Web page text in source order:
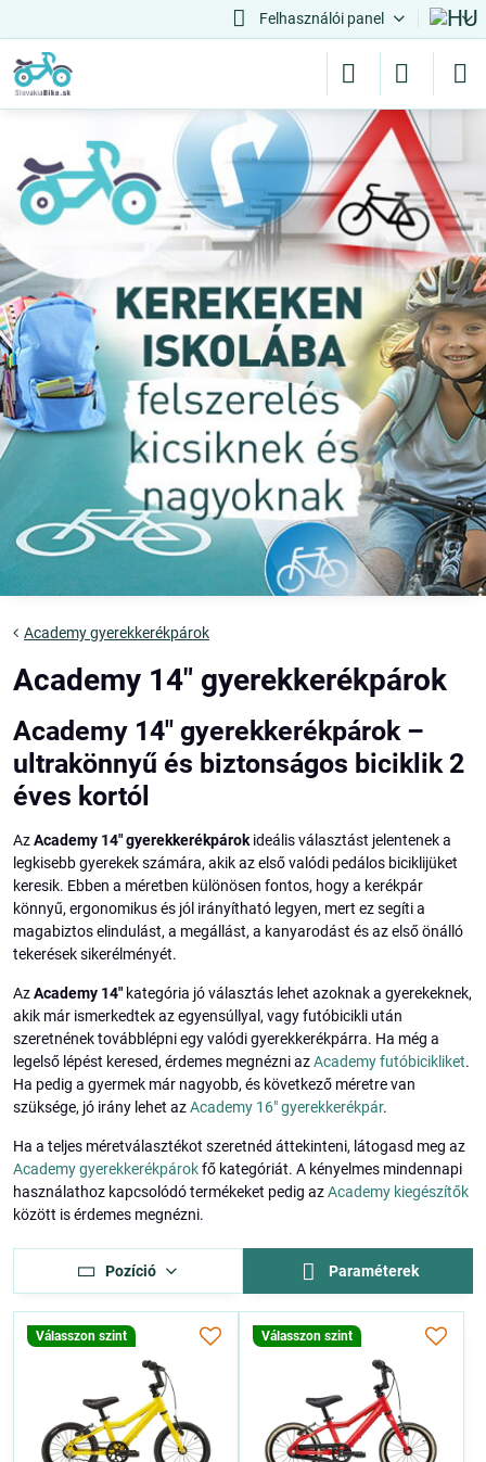
Felhasználói panel
Academy gyerekkerékpárok
Academy 14" gyerekkerékpárok
Academy 14" gyerekkerékpárok –
ultrakönnyű és biztonságos biciklik 2
éves kortól
AzAcademy 14" gyerekkerékpárok ideális választást jelentenek a
legkisebb gyerekek számára, akik az első valódi pedálos biciklijüket
keresik. Ebben a méretben különösen fontos, hogy a kerékpár
könnyű, ergonomikus és jól irányítható legyen, mert ez segíti a
magabiztos elindulást, a megállást, a kanyarodást és az első önálló
tekerések sikerélményét.
AzAcademy 14" kategória jó választás lehet azoknak a gyerekeknek,
akik már ismerkedtek az egyensúllyal, vagy futóbicikli után
szeretnének továbblépni egy valódi gyerekkerékpárra. Ha még a
legelső lépést keresed, érdemes megnézni azAcademy futóbicikliket.
Ha pedig a gyermek már nagyobb, és következő méretre van
szüksége, jó irány lehet azAcademy 16" gyerekkerékpár.
Ha a teljes méretválasztékot szeretnéd áttekinteni, látogasd meg az
Academy gyerekkerékpárokfő kategóriát. A kényelmes mindennapi
használathoz kapcsolódó termékeket pedig azAcademy kiegészítők
között is érdemes megnézni.
Pozíció Paraméterek
Válasszon szint Válasszon szint